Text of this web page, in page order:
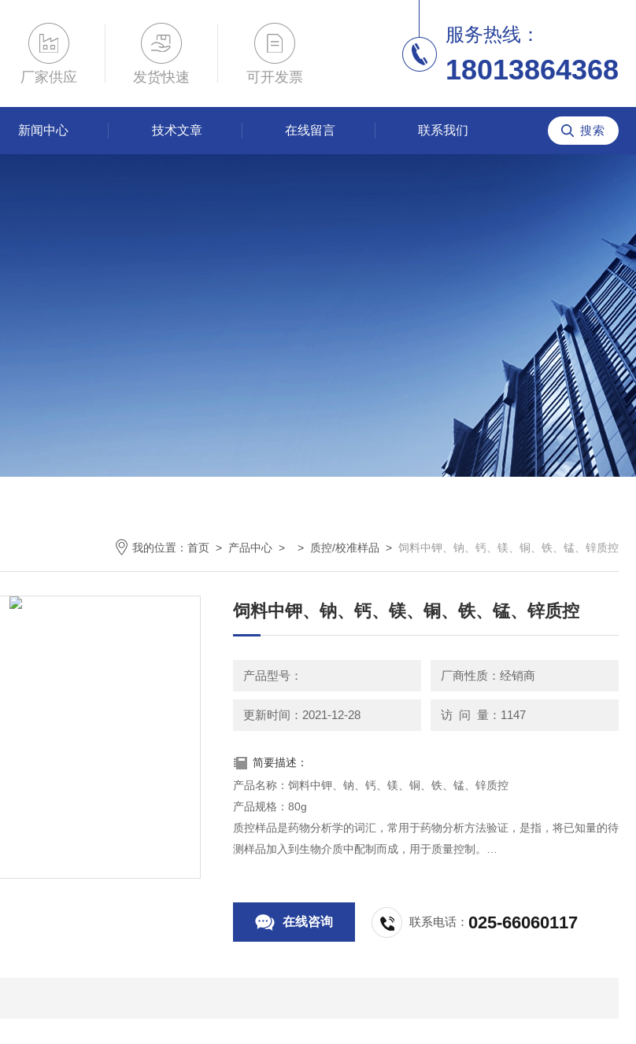
厂家供应 发货快速 可开发票
服务热线：
18013864368
新闻中心 技术文章 在线留言 联系我们
我的位置： 首页 > 产品中心 > > 质控/校准样品 > 饲料中钾、钠、钙、镁、铜、铁、锰、锌质控
饲料中钾、钠、钙、镁、铜、铁、锰、锌质控
产品型号： 厂商性质：经销商
更新时间：2021-12-28 访 问 量：1147
简要描述：
产品名称：饲料中钾、钠、钙、镁、铜、铁、锰、锌质控
产品规格：80g
质控样品是药物分析学的词汇，常用于药物分析方法验证，是指，将已知量的待
测样品加入到生物介质中配制而成，用于质量控制。
在线咨询 联系电话：025-66060117